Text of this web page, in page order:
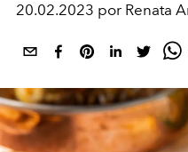
20.02.2023 por Renata